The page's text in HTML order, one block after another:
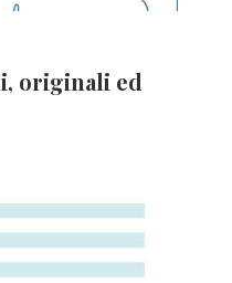
originali ed